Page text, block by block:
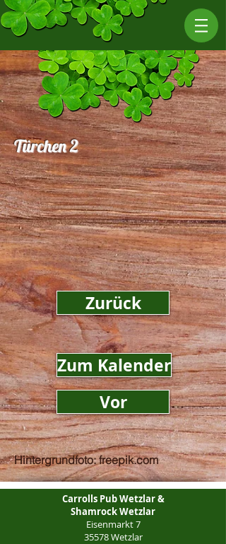
Türchen 2
Zurück
Zum Kalender
Vor
Hintergrundfoto: freepik.com
Carrolls Pub Wetzlar &
Shamrock Wetzlar
Eisenmarkt 7
35578 Wetzlar